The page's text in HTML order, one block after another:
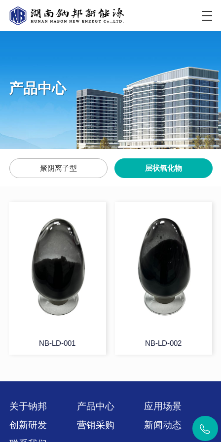
产品中心
聚阴离子型 层状氧化物
NB-LD-001 NB-LD-002
关于钠邦 产品中心
应用场景
创新研发
营销采购
新闻动态